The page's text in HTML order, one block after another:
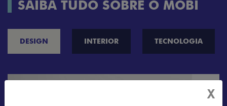
SAIBA TUDO SOBRE O MOBI
DESIGN INTERIOR TECNOLOGIA
X